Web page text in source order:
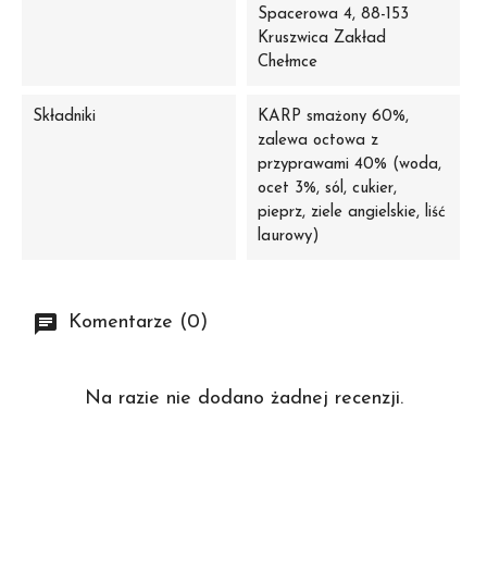
Spacerowa 4, 88-153
Kruszwica Zakład
Chełmce
Składniki
KARP smażony 60%,
zalewa octowa z
przyprawami 40% (woda,
ocet 3%, sól, cukier,
pieprz, ziele angielskie, liść
laurowy)
Komentarze (0)
Na razie nie dodano żadnej recenzji.